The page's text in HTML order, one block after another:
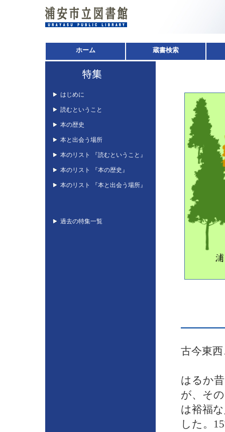
古今東
はるか
が、そ
は裕福
した。
はじめに
読むということ
本の歴史
本と出会う場所
本のリスト 『読むということ』
本のリスト 『本の歴史』
本のリスト 『本と出会う場所』
過去の特集一覧
ホーム 蔵書検索